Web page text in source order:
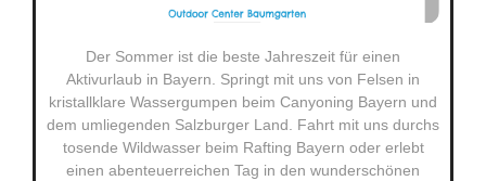
Der Sommer ist die beste Jahreszeit für einen
Aktivurlaub in Bayern. Springt mit uns von Felsen in
kristallklare Wassergumpen beim Canyoning Bayern und
dem umliegenden Salzburger Land. Fahrt mit uns durchs
tosende Wildwasser beim Rafting Bayern oder erlebt
einen abenteuerreichen Tag in den wunderschönen